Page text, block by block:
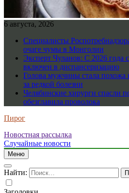
6 августа, 2026
Специалисты
очаге чумы в Монголии
Эксперт Чуланов: С 2026 года
включен в диспансеризацию
Голова мужчины стала похожа
за редкой болезни
Челябинские хирурги спасли
обезглавила проволока
Пирог
Новостная рассылка
Случайные новости
Меню
Найти: